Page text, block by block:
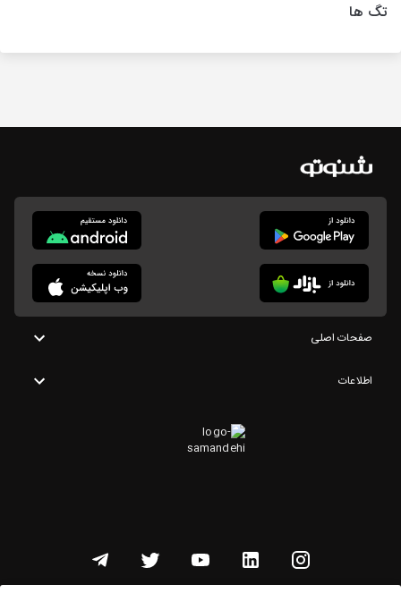
تگ ها
صفحات اصلی
اطلاعات